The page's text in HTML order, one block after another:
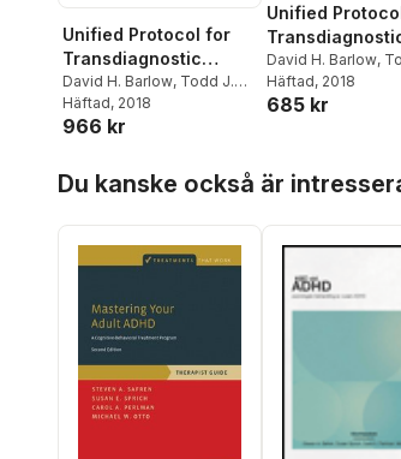
Unified Protocol for
Transdiagnostic
Treatment of
Emotional Disorders
David H. Barlow, Todd J.
Farchione,Shannon Sauer-
Zavala,Heather Murray
Kate H.
Bentley,Hannah T.
Robbins
Häftad, 2018
966 kr
Unified
Treatment of
Emotional
David H. Barlow,
Farchione,
Zavala,Heather
Boettcher,Clair
Häftad, 2018
685 kr
Du kanske också är